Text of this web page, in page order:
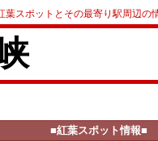
葉スポットとその最寄り駅周辺の
■紅葉スポット情報■